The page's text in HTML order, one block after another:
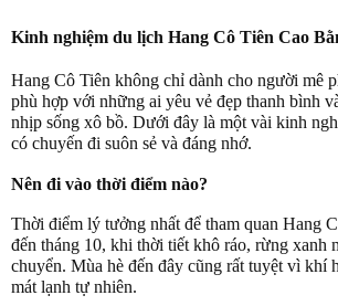
Kinh nghiệm du lịch Hang Cô Tiên Cao
Hang Cô Tiên không chỉ dành cho người mê
phù hợp với những ai yêu vẻ đẹp thanh bình
nhịp sống xô bồ. Dưới đây là một vài kinh
có chuyến đi suôn sẻ và đáng nhớ.
Nên đi vào thời điểm nào?
Thời điểm lý tưởng nhất để tham quan Hang
đến tháng 10, khi thời tiết khô ráo, rừng xanh
chuyển. Mùa hè đến đây cũng rất tuyệt vì khí
mát lạnh tự nhiên.